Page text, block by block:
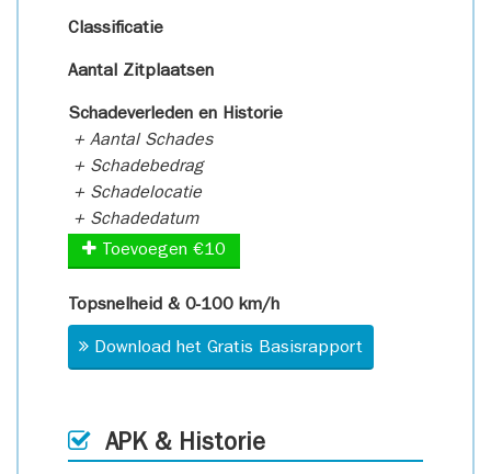
Classificatie
Aantal Zitplaatsen
Schadeverleden en Historie
+ Aantal Schades
+ Schadebedrag
+ Schadelocatie
+ Schadedatum
Toevoegen €10
Topsnelheid & 0-100 km/h
Download het Gratis Basisrapport
APK & Historie